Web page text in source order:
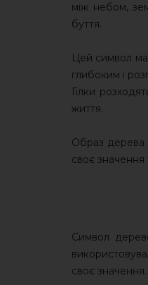
між небом,
буття.
Цей символ
глибоким і
Гілки
життя.
Образ дерева
своє значення
Символ
своє значення.